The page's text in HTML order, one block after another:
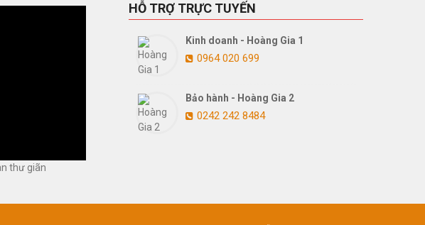
thư giãn
HỖ TRỢ TRỰC TUYẾN
Kinh doanh - Hoàng Gia 1
0964 020 699
Bảo hành - Hoàng Gia 2
0242 242 8484